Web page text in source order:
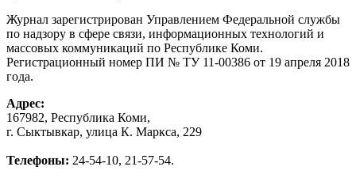
Журнал зарегистрирован Управлением Федеральной службы
по надзору в сфере связи, информационных технологий и
массовых коммуникаций по Республике Коми.
Регистрационный номер ПИ № ТУ 11-00386 от 19 апреля 2018
года.
Адрес:
167982, Республика Коми,
г. Сыктывкар, улица К. Маркса, 229
Телефоны: 24-54-10, 21-57-54.